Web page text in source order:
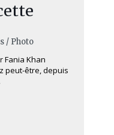
/ Photo
Fania Khan
peut-être, depuis